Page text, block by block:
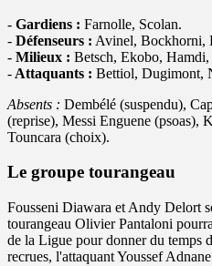
- Gardiens : Farnolle, Scolan.
- Défenseurs : Avinel, Bockhorni,
- Milieux : Betsch, Ekobo,
- Attaquants : Bettiol, Dugimont,
Absents : Dembélé (suspendu),
(reprise), Messi Enguene (psoas),
Touncara (choix).
Le groupe tourangeau
Fousseni Diawara et Andy Delort
tourangeau Olivier Pantaloni
de la Ligue pour donner du temps
recrues, l'attaquant Youssef